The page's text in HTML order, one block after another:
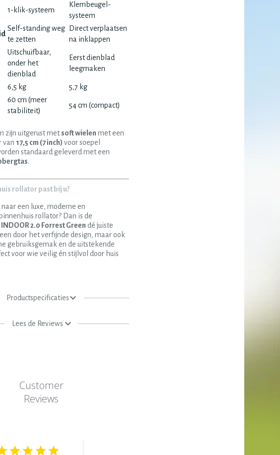
1-klik-systeem
Klembeugel-
systeem
Self-standing weg
te zetten
Direct verplaatsen
na inklappen
Uitschuifbaar,
onder het
dienblad
Eerst dienblad
leegmaken
6,5 kg 5,7 kg
60 cm (meer
stabiliteit)
54 cm (compact)
zijn uitgerust metsoft wielen met een
van 17,5 cm (7 inch) voor soepel
standaard geleverd met een
.
rollator past bij u?
naar een luxe, moderne en
rollator? Dan is de
2.0 Forrest Green dé juiste
door het verfijnde design, maar ook
gebruiksgemak en de uitstekende
voor wie veilig én stijlvol door huis
Productspecificaties
Lees de Reviews
Customer
Reviews